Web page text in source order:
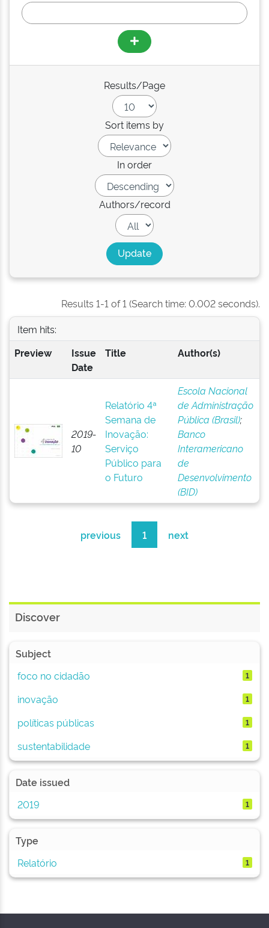
Results/Page
Sort items by
In order
Authors/record
Results 1-1 of 1 (Search time: 0.002 seconds).
Item hits:
Preview
Issue
Date
Title Author(s)
2019-
10
Relatório 4ª
Semana de
Inovação:
Serviço
Público para
o Futuro
Escola Nacional
de Administração
Pública (Brasil);
Banco
Interamericano
de
Desenvolvimento
(BID)
previous 1 next
Discover
Subject
foco no cidadão
1
inovação 1
políticas públicas 1
sustentabilidade 1
Date issued
2019
1
Type
Relatório
1